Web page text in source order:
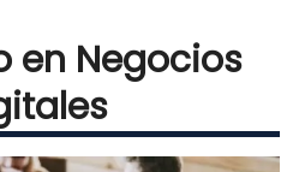
en Negocios